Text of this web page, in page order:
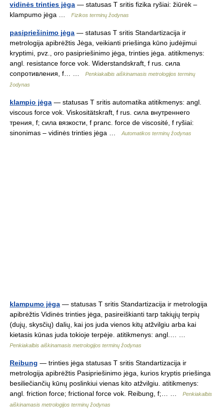
vidinės trinties jėga — statusas T sritis fizika ryšiai: žiūrėk –
klampumo jėga …
Fizikos terminų žodynas
pasipriešinimo jėga — statusas T sritis Standartizacija ir
metrologija apibrėžtis Jėga, veikianti priešinga kūno judėjimui
kryptimi, pvz., oro pasipriešinimo jėga, trinties jėga. atitikmenys:
angl. resistance force vok. Widerstandskraft, f rus. сила
сопротивления, f… …
Penkiakalbis aiškinamasis metrologijos terminų
žodynas
klampio jėga — statusas T sritis automatika atitikmenys: angl.
viscous force vok. Viskositätskraft, f rus. сила внутреннего
трения, f; сила вязкости, f pranc. force de viscosité, f ryšiai:
sinonimas – vidinės trinties jėga …
Automatikos terminų žodynas
klampumo jėga — statusas T sritis Standartizacija ir metrologija
apibrėžtis Vidinės trinties jėga, pasireiškianti tarp takiųjų terpių
(dujų, skysčių) dalių, kai jos juda vienos kitų atžvilgiu arba kai
kietasis kūnas juda tokioje terpėje. atitikmenys: angl.… …
Penkiakalbis aiškinamasis metrologijos terminų žodynas
Reibung — trinties jėga statusas T sritis Standartizacija ir
metrologija apibrėžtis Pasipriešinimo jėga, kurios kryptis priešinga
besiliečiančių kūnų poslinkiui vienas kito atžvilgiu. atitikmenys:
angl. friction force; frictional force vok. Reibung, f;… …
Penkiakalbis
aiškinamasis metrologijos terminų žodynas